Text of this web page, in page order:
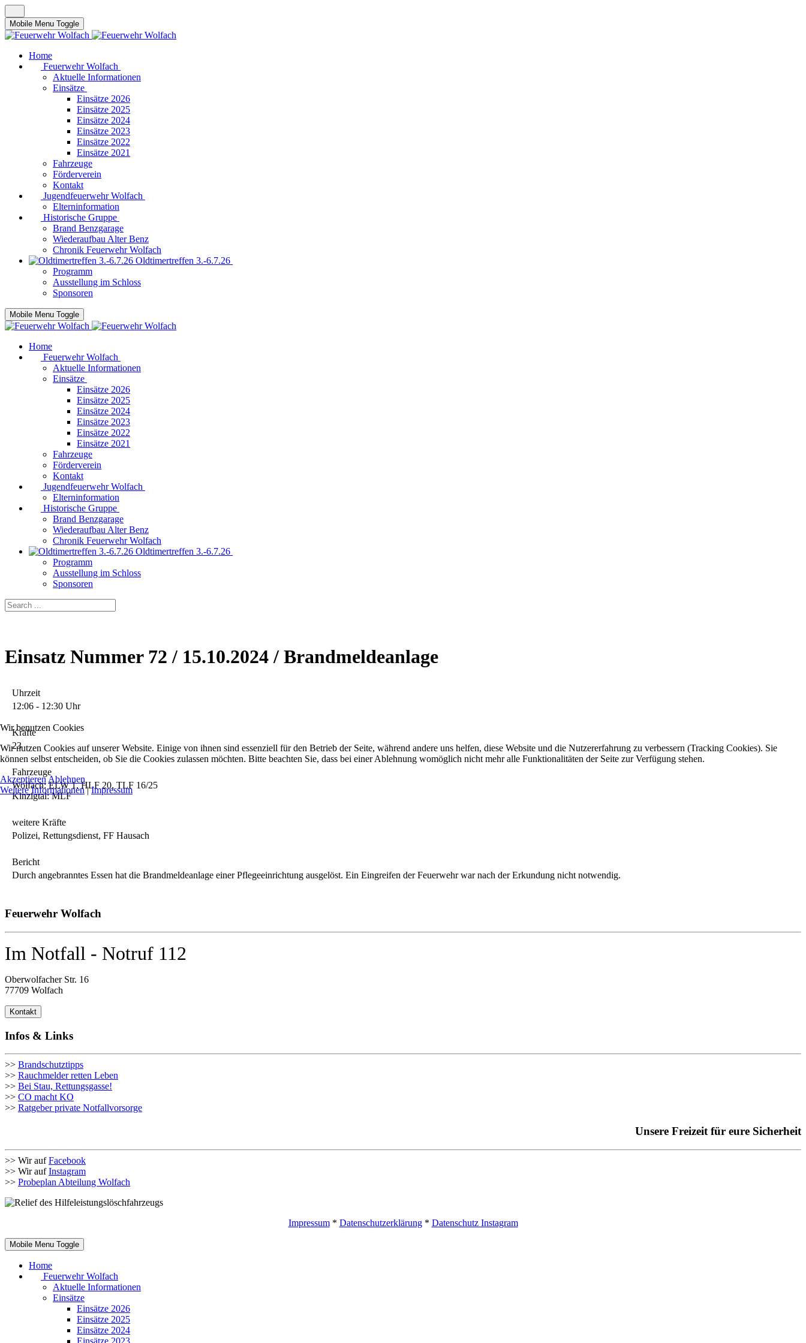
Mobile Menu Toggle
Home
Feuerwehr Wolfach
Aktuelle Informationen
Einsätze
Einsätze 2026
Einsätze 2025
Einsätze 2024
Einsätze 2023
Einsätze 2022
Einsätze 2021
Fahrzeuge
Förderverein
Kontakt
Jugendfeuerwehr Wolfach
Elterninformation
Historische Gruppe
Brand Benzgarage
Wiederaufbau Alter Benz
Chronik Feuerwehr Wolfach
Oldtimertreffen 3.-6.7.26
Programm
Ausstellung im Schloss
Sponsoren
Mobile Menu Toggle
Home
Feuerwehr Wolfach
Aktuelle Informationen
Einsätze
Einsätze 2026
Einsätze 2025
Einsätze 2024
Einsätze 2023
Einsätze 2022
Einsätze 2021
Fahrzeuge
Förderverein
Kontakt
Jugendfeuerwehr Wolfach
Elterninformation
Historische Gruppe
Brand Benzgarage
Wiederaufbau Alter Benz
Chronik Feuerwehr Wolfach
Oldtimertreffen 3.-6.7.26
Programm
Ausstellung im Schloss
Sponsoren
Einsatz Nummer 72 / 15.10.2024 / Brandmeldeanlage
Uhrzeit
12:06 - 12:30 Uhr
Kräfte
23
Fahrzeuge
Wolfach: ELW 1, HLF 20, TLF 16/25
Kinzigtal: MLF
weitere Kräfte
Polizei, Rettungsdienst, FF Hausach
Bericht
Durch angebranntes Essen hat die Brandmeldeanlage einer Pflegeeinrichtung ausgelöst. Ein Eingreifen der Feuerwehr war nach der Erkundung nicht notwendig.
Feuerwehr Wolfach
Im Notfall - Notruf 112
Oberwolfacher Str. 16
77709 Wolfach
Kontakt
Infos & Links
>> Brandschutztipps
>> Rauchmelder retten Leben
>> Bei Stau, Rettungsgasse!
>> CO macht KO
>> Ratgeber private Notfallvorsorge
Unsere Freizeit für eure Sicherheit
>> Wir aufFacebook
>> Wir aufInstagram
>> Probeplan Abteilung Wolfach
Impressum* Datenschutzerklärung* Datenschutz Instagram
Mobile Menu Toggle
Home
Feuerwehr Wolfach
Aktuelle Informationen
Einsätze
Einsätze 2026
Einsätze 2025
Einsätze 2024
Einsätze 2023
Wir benutzen Cookies
Wir nutzen Cookies auf unserer Website. Einige von ihnen sind essenziell für den Betrieb der Seite, während andere uns helfen, diese Website und die Nutzererfahrung zu verbessern (Tracking Cookies). Sie
können selbst entscheiden, ob Sie die Cookies zulassen möchten. Bitte beachten Sie, dass bei einer Ablehnung womöglich nicht mehr alle Funktionalitäten der Seite zur Verfügung stehen.
Akzeptieren Ablehnen
Weitere Informationen|Impressum